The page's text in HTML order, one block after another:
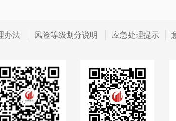
办法 风险等级划分说明 应急处理提示